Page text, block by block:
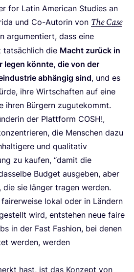
for Latin Ame­ri­can Stu­dies an
und Co-Autorin von The Case
argu­men­tiert, dass eine
tat­säch­lich die Macht zurück in
legen könn­te, die von der
abhän­gig sind, und es
ihre Wirt­schaf­ten auf eine
ihren Bür­gern zugutekommt.
der Platt­form COSH!,
die Men­schen dazu
und qua­li­ta­tiv
zu kau­fen, “damit die
Bud­get aus­ge­ben, aber
sie län­ger tra­gen wer­den.
lokal oder in Län­dern
wird, ent­ste­hen neue fai­re
in der Fast Fashion, bei denen
wer­den, wer­den
hast, ist das Kon­zept von